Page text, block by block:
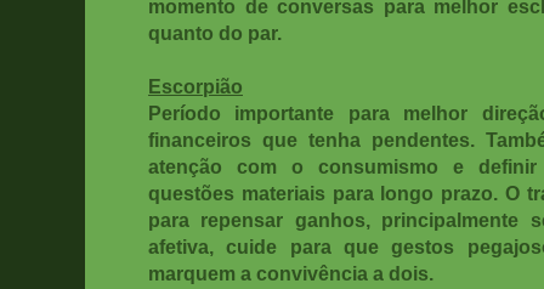
momento de conversas para melhor
quanto do par.
Escorpião
Período importante para melhor
financeiros que tenha pendentes.
atenção com o consumismo e definir
questões materiais para longo prazo. O
para repensar ganhos, principalmente
afetiva, cuide para que gestos
marquem a convivência a dois.